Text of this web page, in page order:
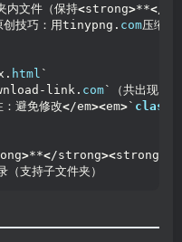
文件（保持
<strong>**</
创技巧：用tinypng. com压缩图
html `
link.
com`（共出现3
：避免修改</em><em>` class
>**</strong><strong
支持子文件夹）